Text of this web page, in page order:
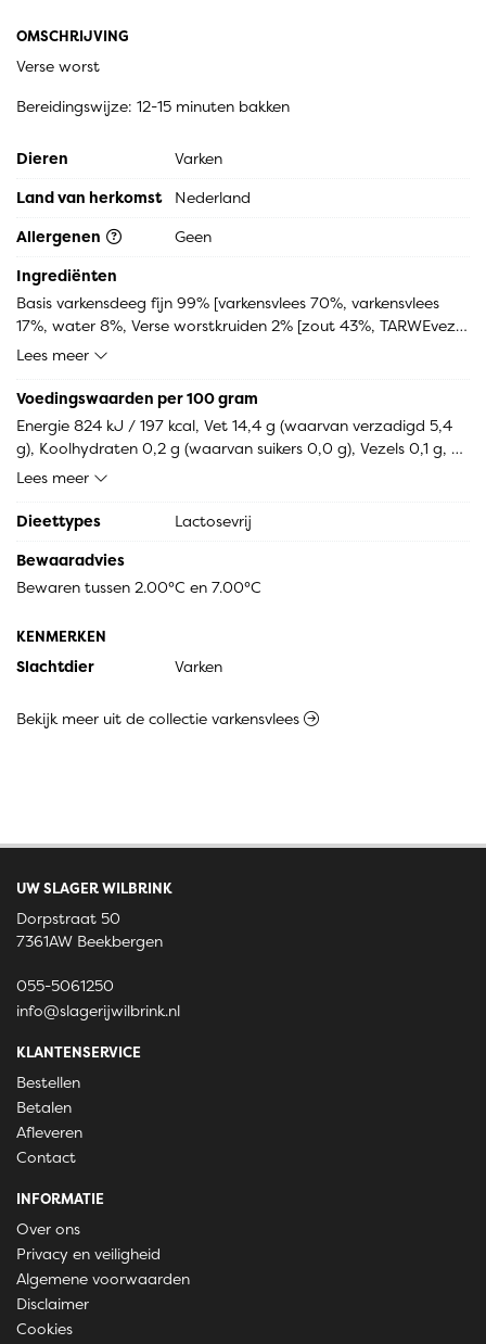
OMSCHRIJVING
Verse worst
Bereidingswijze: 12-15 minuten bakken
Dieren
Varken
Land van herkomst
Nederland
Allergenen
Geen
Ingrediënten
Basis varkensdeeg fijn 99% [varkensvlees 70%, varkensvlees
17%, water 8%, Verse worstkruiden 2% [zout 43%, TARWEvezel
(glutenvrij) 27%, hulpstof 13% [conserveermiddel: E262,
korianderzaad, gemberpoeder, foelie], lavaswortel 2%],
TARWEvezel (glutenvrij)], varkensdarm [natuurdarm, water,
zout]
Lees meer
Voedingswaarden per 100 gram
Energie 824 kJ / 197 kcal, Vet 14,4 g (waarvan verzadigd 5,4
g), Koolhydraten 0,2 g (waarvan suikers 0,0 g), Vezels 0,1 g,
Eiwitten 16,6 g, Zout 1,4 g.
Lees meer
Dieettypes
Lactosevrij
Bewaaradvies
Bewaren tussen 2.00°C en 7.00°C
KENMERKEN
Slachtdier Varken
Bekijk meer uit de collectie varkensvlees
UW SLAGER WILBRINK
Dorpstraat 50
7361AW Beekbergen
055-5061250
info@slagerijwilbrink.nl
KLANTENSERVICE
Bestellen
Betalen
Afleveren
Contact
INFORMATIE
Over ons
Privacy en veiligheid
Algemene voorwaarden
Disclaimer
Cookies